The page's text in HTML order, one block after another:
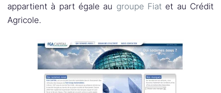
appartient à part égale au groupe Fiat et au Crédit
Agricole.